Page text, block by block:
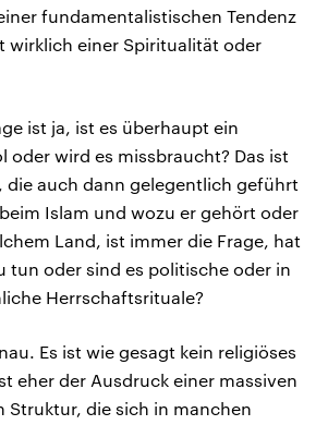
fundamentalistischen Tendenz
wirklich einer Spiritualität oder
ist ja, ist es überhaupt ein
oder wird es missbraucht? Das ist
die auch dann gelegentlich geführt
Islam und wozu er gehört oder
Land, ist immer die Frage, hat
tun oder sind es politische oder in
Herrschaftsrituale?
Es ist wie gesagt kein religiöses
eher der Ausdruck einer massiven
Struktur, die sich in manchen